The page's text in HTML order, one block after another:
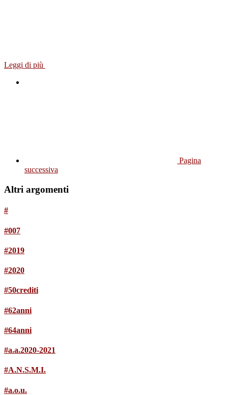
Leggi di più
Pagina
successiva
Altri argomenti
#
#007
#2019
#2020
#50crediti
#62anni
#64anni
#a.a.2020-2021
#A.N.S.M.I.
#a.o.u.